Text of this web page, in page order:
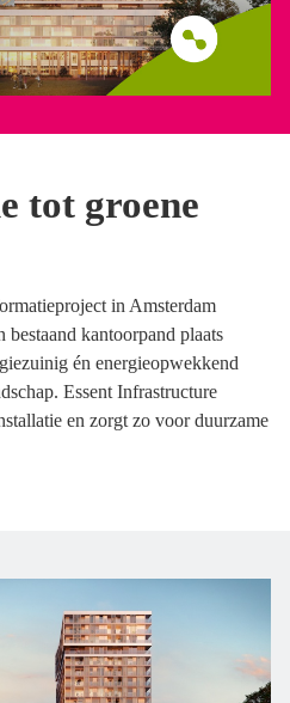
tot groene
in Amsterdam
kantoorpand plaats
én energieopwekkend
Essent Infrastructure
en zorgt zo voor duurzame